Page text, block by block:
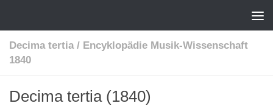
Decima tertia / Encyklopädie Musik-Wissenschaft
1840
Decima tertia (1840)